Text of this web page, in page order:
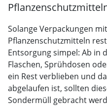
Solange Verpackungen
Pflanzenschutzmitteln
Entsorgung simpel: Ab in
Flaschen, Sprühdosen
ein Rest verblieben und
abgelaufen ist, sollten
Sondermüll gebracht